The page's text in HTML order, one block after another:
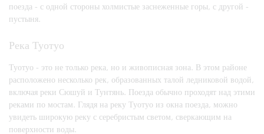
поезда - с одной стороны холмистые заснеженные горы, с другой -
пустыня.
Река Туотуо
Туотуо - это не только река, но и живописная зона. В этом районе
расположено несколько рек, образованных талой ледниковой водой,
включая реки Сюшуй и Тунтянь. Поезда обычно проходят над этими
реками по мостам. Глядя на реку Туотуо из окна поезда, можно
увидеть широкую реку с серебристым светом, сверкающим на
поверхности воды.